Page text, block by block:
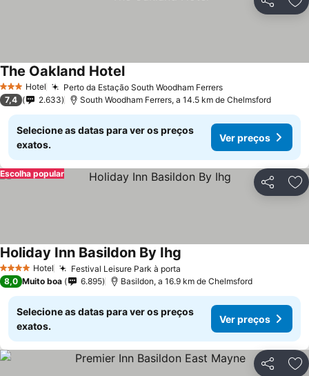
Partilhar
3 EstrelasHotel Perto da Estação South Woodham Ferrers
The Oakland Hotel
7,4 2.633 South Woodham Ferrers, a 14.5 km de Chelmsford
Selecione as datas para ver os preços
exatos.
Ver preços
Partilhar
Escolha popular
4 EstrelasHotel Festival Leisure Park à porta
Holiday Inn Basildon By Ihg
8,0 Muito boa 6.895 Basildon, a 16.9 km de Chelmsford
Selecione as datas para ver os preços
exatos.
Ver preços
Partilhar